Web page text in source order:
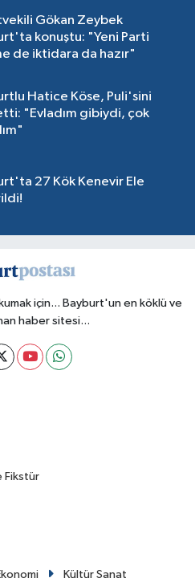
Gökan Zeybek
konuştu: "Yeni Parti
de iktidara da hazır"
Hatice Köse, Puli'sini
"Evladım gibiydi, çok
27 Kök Kenevir Ele
için... Bayburt'un en köklü ve
haber sitesi...
Fikstür
Kültür Sanat